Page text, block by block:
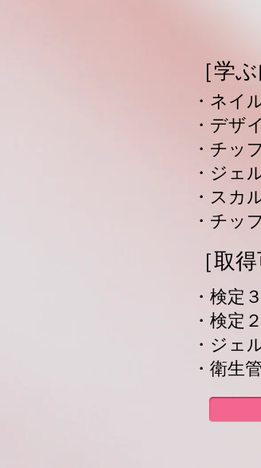
［学
・ネイ
・デザ
・チッ
・ジェ
・スカ
・チッ
［取
・検定
・検定
・ジェ
・衛生